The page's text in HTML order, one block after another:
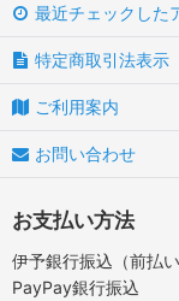
最近チェックした
特定商取引法表示
ご利用案内
お問い合わせ
お支払い方法
伊予銀行振込（前払い
PayPay銀行振込